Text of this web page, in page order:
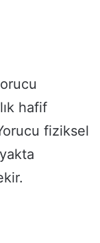
hafif
fiziksel